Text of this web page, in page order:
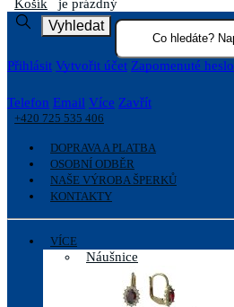
Košík je prázdný
Vyhledat
Přihlásit Vytvořit účet Zapomenuté heslo
Telefon Email Více Zavřít
+420 725 535 406
DOPRAVA A PLATBA
OSOBNÍ ODBĚR
NAŠE VÝROBA ŠPERKŮ
KONTAKTY
VÍCE
Náušnice